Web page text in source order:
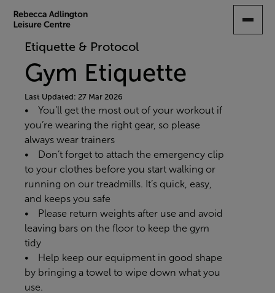
CONTENTEtiquette & Protocol
Gym Etiquette
Last Updated: 27 Mar 2026
• You’ll get the most out of your workout if
you’re wearing the right gear, so please
always wear trainers
• Don’t forget to attach the emergency clip
to your clothes before you start walking or
running on our treadmills. It’s quick, easy,
and keeps you safe
• Please return weights after use and avoid
leaving bars on the floor to keep the gym
tidy
• Help keep our equipment in good shape
by bringing a towel to wipe down what you
use.